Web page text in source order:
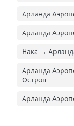
Арланда
Арланда
Нака →
Арланда
Остров
Арланда